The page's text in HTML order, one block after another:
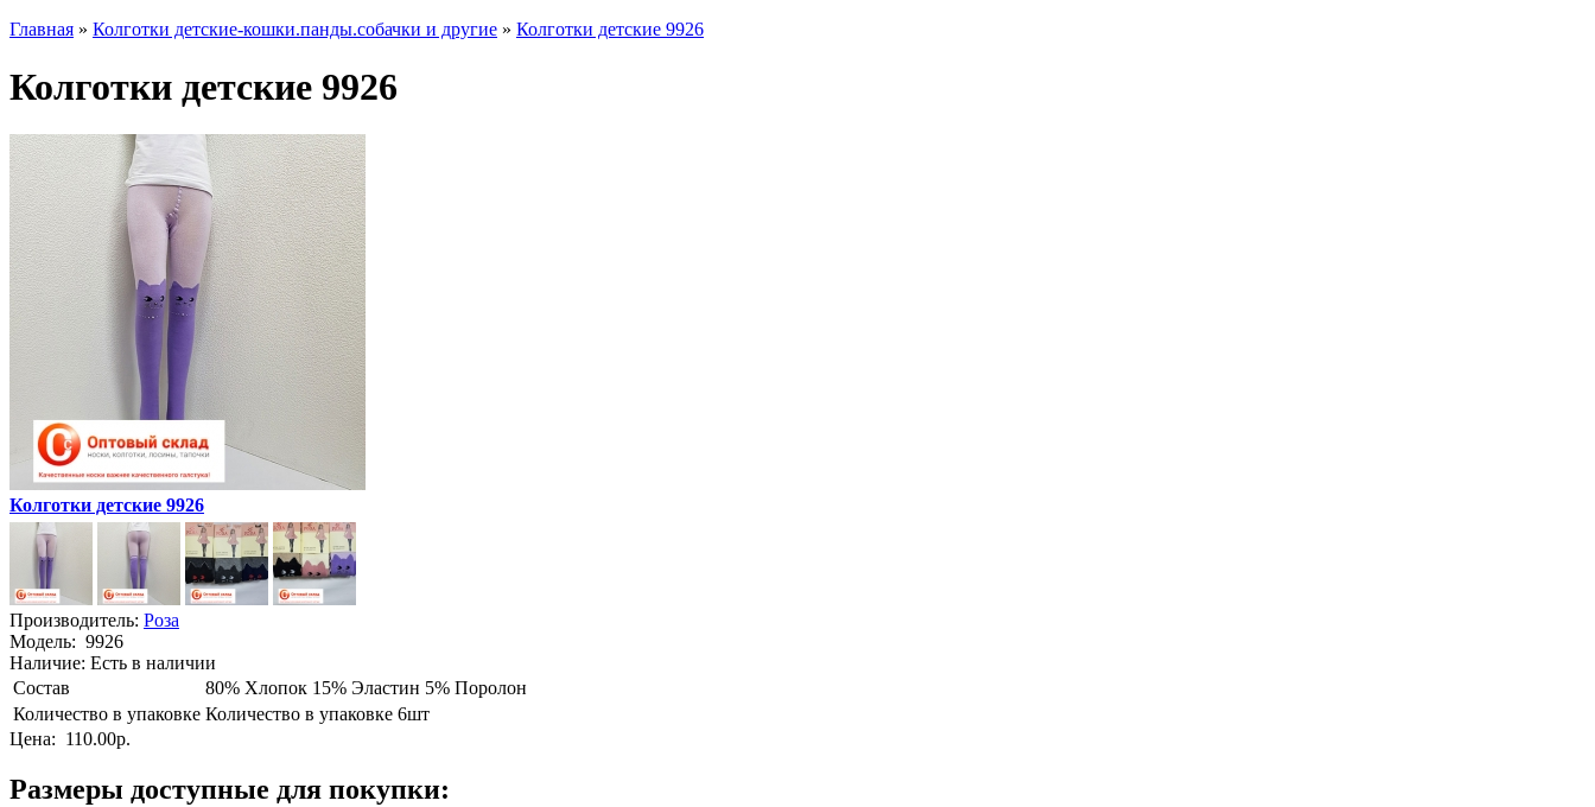
Главная » Колготки детские-кошки.панды.собачки и другие » Колготки детские 9926
Колготки детские 9926
Колготки детские 9926
Производитель: Роза
Модель: 9926
Наличие: Есть в наличии
Состав
80% Хлопок 15% Эластин 5% Поролон
Количество в упаковке Количество в упаковке 6шт
Цена: 110.00р.
Размеры доступные для покупки: